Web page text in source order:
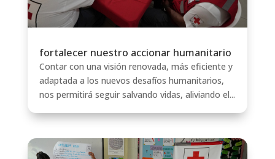
fortalecer nuestro accionar humanitario
Contar con una visión renovada, más eficiente y
adaptada a los nuevos desafíos humanitarios,
nos permitirá seguir salvando vidas, aliviando el...